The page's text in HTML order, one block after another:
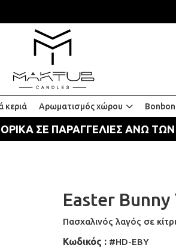
κεριά Αρωματισμός χώρου
ΣΕ ΠΑΡΑΓΓΕΛΙΕΣ ΑΝΩ ΤΩΝ
Easter
Πασχαλινός λαγός σε
Κωδικός : #HD-EBY